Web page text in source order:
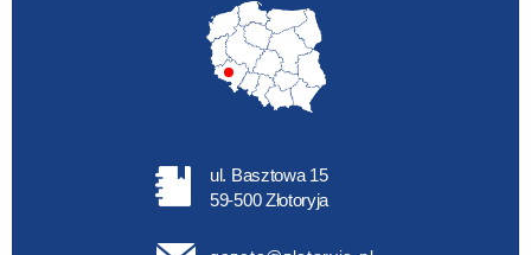
ul. Basztowa 15
59-500 Złotoryja